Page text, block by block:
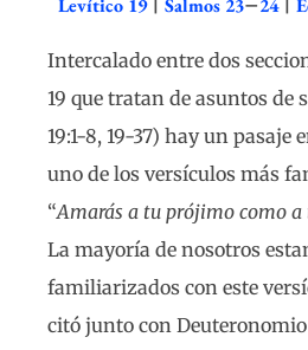
Intercalado entre dos
19 que tratan de asuntos de
19:1-8, 19-37) hay un pasaje
uno de los versículos más
“Amarás a tu prójimo como
La mayoría de nosotros
familiarizados con este
citó junto con Deuteronomio